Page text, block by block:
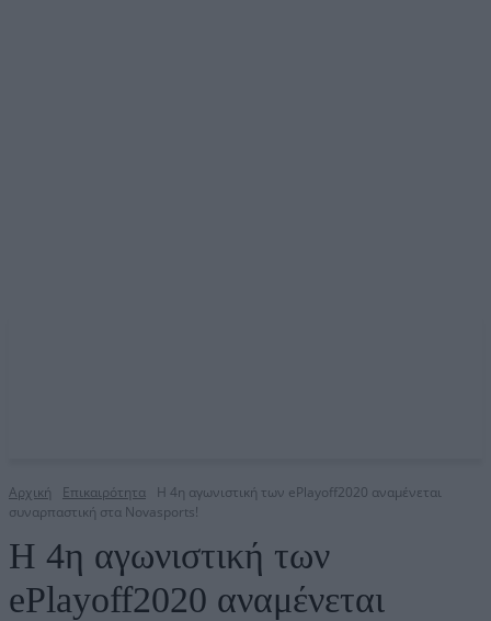
Αρχική Επικαιρότητα
Η 4η αγωνιστική των ePlayoff2020 αναμένεται
συναρπαστική στα Novasports!
Η 4η αγωνιστική των
ePlayoff2020 αναμένεται